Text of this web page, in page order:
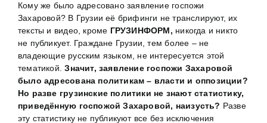
Кому же было адресовано заявление госпожи
Захаровой? В Грузии её брифинги не транслируют, их
тексты и видео, кроме ГРУЗИНФОРМ, никогда и никто
не публикует. Граждане Грузии, тем более – не
владеющие русским языком, не интересуется этой
тематикой.Значит, заявление госпожи Захаровой
было адресована политикам – власти и оппозиции?
Но разве грузинские политики не знают статистику,
приведённую госпожой Захаровой, наизусть? Разве
эту статистику не публикуют все без исключения